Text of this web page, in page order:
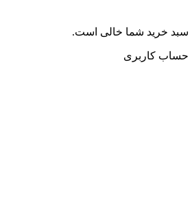
سبد خرید شما خالی است.
حساب کاربری